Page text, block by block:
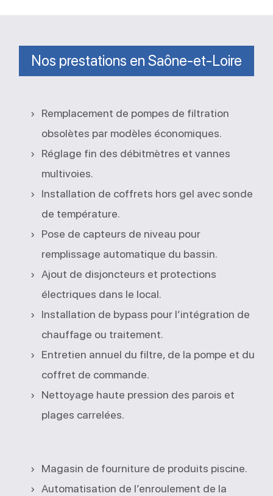
Nos prestations en Saône-et-Loire
Remplacement de pompes de filtration
obsolètes par modèles économiques.
Réglage fin des débitmètres et vannes
multivoies.
Installation de coffrets hors gel avec sonde
de température.
Pose de capteurs de niveau pour
remplissage automatique du bassin.
Ajout de disjoncteurs et protections
électriques dans le local.
Installation de bypass pour l’intégration de
chauffage ou traitement.
Entretien annuel du filtre, de la pompe et du
coffret de commande.
Nettoyage haute pression des parois et
plages carrelées.
Magasin de fourniture de produits piscine.
Automatisation de l’enroulement de la